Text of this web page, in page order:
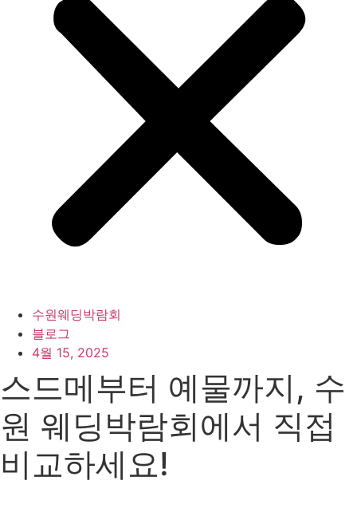
수원웨딩박람회
블로그
4월 15, 2025
스드메부터 예물까지, 수
원 웨딩박람회에서 직접
비교하세요!